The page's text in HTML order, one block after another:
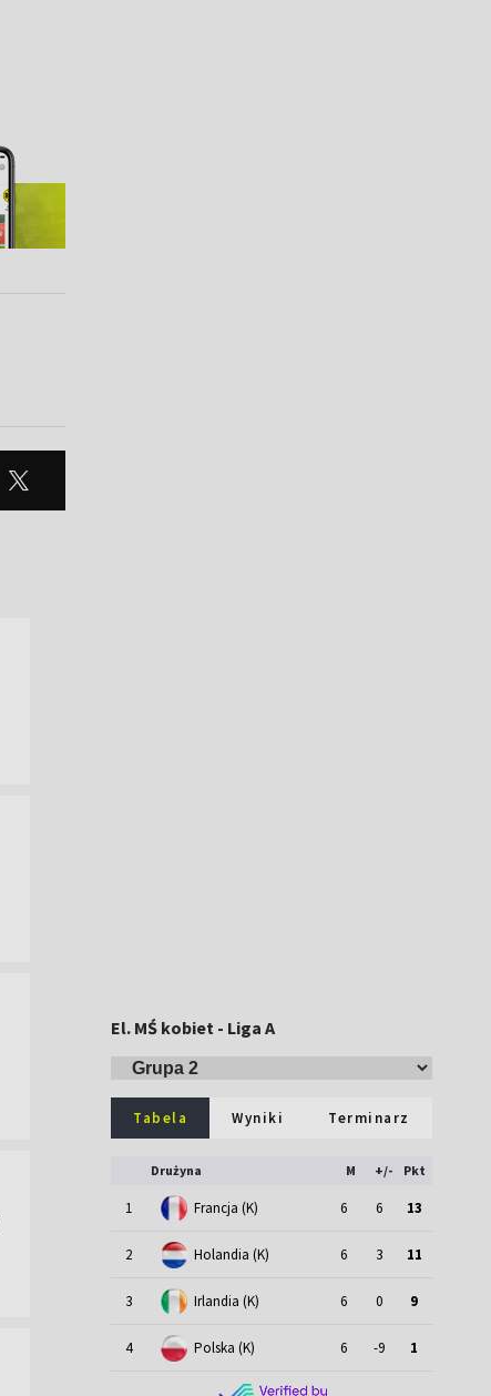
El. MŚ kobiet - Liga A
Tabela Wyniki Terminarz
Drużyna M +/- Pkt
1 Francja (K) 6 6 13
2 Holandia (K) 6 3 11
3 Irlandia (K) 6 0 9
4 Polska (K) 6 -9 1